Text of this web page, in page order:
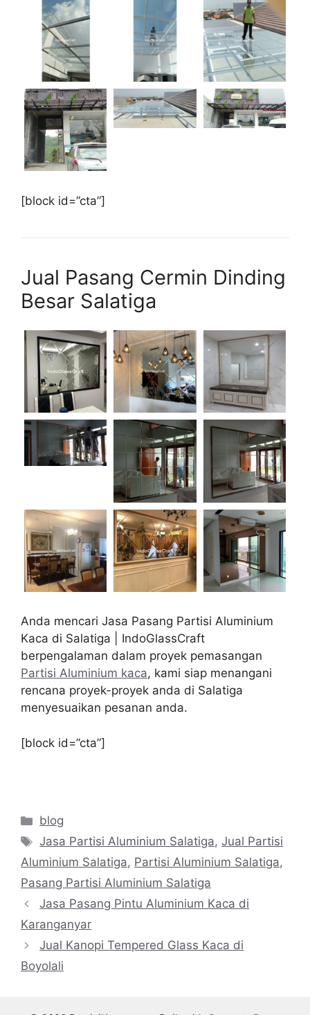
[block id=”cta”]
Jual Pasang Cermin Dinding
Besar Salatiga
Anda mencari Jasa Pasang Partisi Aluminium
Kaca di Salatiga | IndoGlassCraft
berpengalaman dalam proyek pemasangan
Partisi Aluminium kaca, kami siap menangani
rencana proyek-proyek anda di Salatiga
menyesuaikan pesanan anda.
[block id=”cta”]
Categories
blog
Tags
Jasa Partisi Aluminium Salatiga,Jual Partisi
Aluminium Salatiga, Partisi Aluminium Salatiga,
Pasang Partisi Aluminium Salatiga
Jasa Pasang Pintu Aluminium Kaca di
Karanganyar
Jual Kanopi Tempered Glass Kaca di
Boyolali